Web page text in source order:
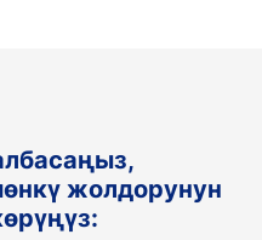
жолдорунун